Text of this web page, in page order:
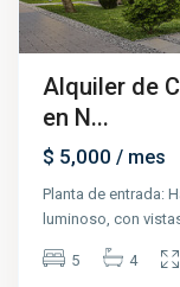
Alquiler de
en N...
$ 5,000/ mes
Planta de entrada:
luminoso, con
5 4